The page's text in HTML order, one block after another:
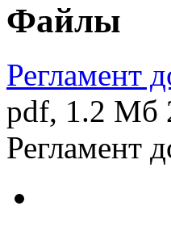
Файлы
Регламент
pdf, 1.2 Мб
Регламент